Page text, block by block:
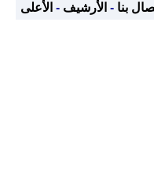
بنا - الأرشيف - الأعلى